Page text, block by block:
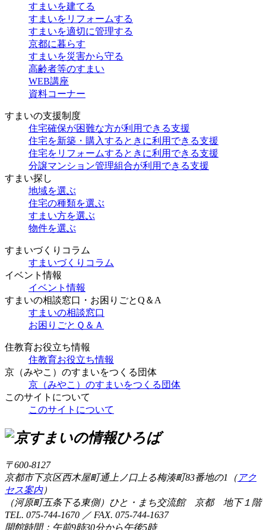
すまいを建てる
すまいをリフォームする
すまいを適切に管理する
京都に暮らす
すまいを災害から守る
高齢者等のすまい
WEB講座
資料コーナー
すまいの支援制度
住宅確保が困難な方が利用できる支援
住宅を新築・購入するときに利用できる支援
住宅をリフォームするときに利用できる支援
分譲マンション管理組合が利用できる支援
すまい探し
地域を選ぶ
住宅の種類を選ぶ
すまい方を選ぶ
物件を選ぶ
すまいづくりコラム
すまいづくりコラム
イベント情報
イベント情報
すまいの相談窓口・お困りごとQ＆A
すまいの相談窓口
お困りごとＱ＆Ａ
住教育お役立ち情報
住教育お役立ち情報
京（みやこ）のすまいをつくる団体
京（みやこ）のすまいをつくる団体
このサイトについて
このサイトについて
〒600-8127
京都市下京区西木屋町通上ノ口上る梅湊町83番地の1（ アク
セス案内）
（河原町五条下る東側）ひと・まち交流館 京都 地下１階
TEL. 075-744-1670 ／ FAX. 075-744-1637
開館時間：午前9時30分から午後5時